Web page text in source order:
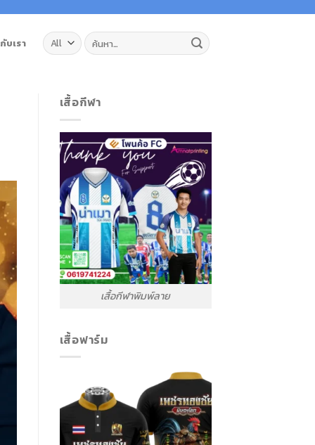
บเรา ค้นหา:
เสื้อกีฬา
เสื้อกีฬาพิมพ์ลาย
เสื้อฟาร์ม